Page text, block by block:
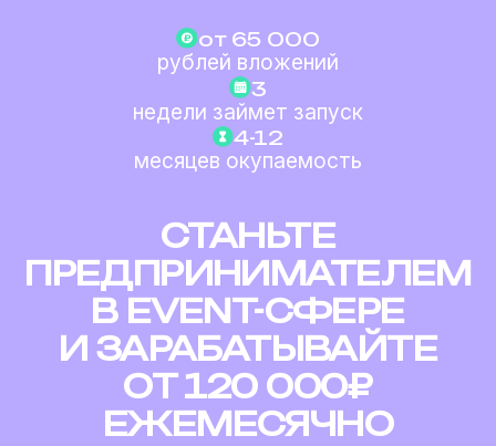
от 65 000
рублей вложений
3
недели займет запуск
4-12
месяцев окупаемость
СТАНЬТЕ
ПРЕДПРИНИМАТЕЛЕМ
В EVENT-СФЕРЕ
И ЗАРАБАТЫВАЙТЕ
ОТ 120 000₽
ЕЖЕМЕСЯЧНО